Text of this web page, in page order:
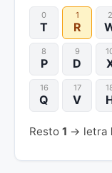
0
T
1
R
2
8
P
9
D
16
Q
17
V
Resto 1 → letra